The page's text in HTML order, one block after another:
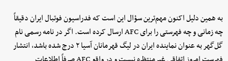
به همین دلیل اکنون مهم‌ترین سؤال این است که فدراسیون فوتبال ایران دقیقاً
چه زمانی و چه فهرستی را برای AFC ارسال کرده است. اگر در نامه رسمی نام
گل‌گهر به عنوان نماینده ایران در لیگ قهرمانان آسیا ۲ درج شده باشد، انتشار